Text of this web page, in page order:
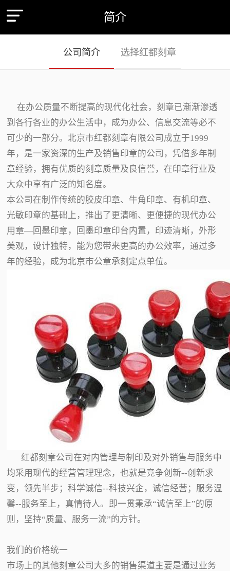
简介
公司简介 选择红都刻章
在办公质量不断提高的现代化社会，刻章已渐渐渗透
到各行各业的办公生活中，成为办公、信息交流等必不
可少的一部分。北京市红都刻章有限公司成立于1999
年，是一家资深的生产及销售印章的公司，凭借多年制
章经验，拥有优质的刻章质量及良信誉，在印章行业及
大众中享有广泛的知名度。
本公司在制作传统的胶皮印章、牛角印章、有机印章、
光敏印章的基础上，推出了更清晰、更便捷的现代办公
用章—回墨印章，回墨印章印台内置，印迹清晰，外形
美观，设计独特，能为您带来更高的办公效率，通过多
年的经验，成为北京市公章承刻定点单位。
红都刻章公司在对内管理与制印及对外销售与服务中
均采用现代的经营管理理念，也就是竞争创新--创新求
变，领先半步；科学诚信--科技兴企，诚信经营；服务温
馨--服务至上，真情待人。即一贯秉承“诚信至上”的原
则，坚持“质量、服务一流”的方针。
我们的价格统一
市场上的其他刻章公司大多的销售渠道主要是通过业务